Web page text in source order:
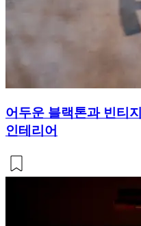
어두운 블랙톤과 빈티
인테리어